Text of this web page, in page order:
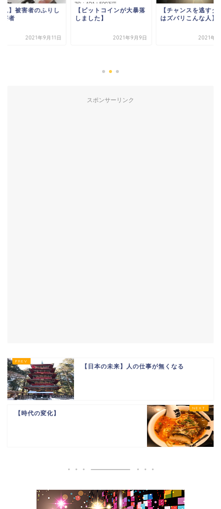
見】被害者のふりし
害者
2021年9月11日
【ビットコインが大暴落
しました】
2021年9月9日
【チャンスを逃すタ
はズバリこんな人】
2021年9
スポンサーリンク
【日本の未来】人の仕事が無くなる
【時代の変化】